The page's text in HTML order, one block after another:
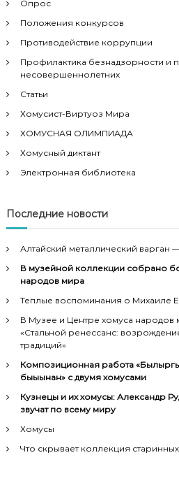
я
м
Опрос
Положения конкурсов
Противодействие коррупции
Профилактика безнадзорности и
несовершеннолетних
Статьи
Хомусист-Виртуоз Мира
ХОМУСНАЯ ОЛИМПИАДА
Хомусный диктант
Электронная библиотека
Последние новости
Алтайский металлический варган
В музейной коллекции собрано
народов мира
Теплые воспоминания о Михаиле
В Музее и Центре хомуса народов
«Стальной ренессанс:
традиций»
Композиционная работа
быыһынан» с двумя хомусами
Кузнецы и их хомусы: Александр
звучат по всему миру
Хомусы
Что скрывает коллекция